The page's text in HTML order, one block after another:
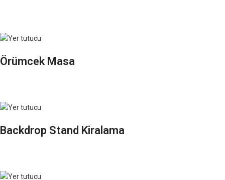
Örümcek Masa
Backdrop Stand Kiralama